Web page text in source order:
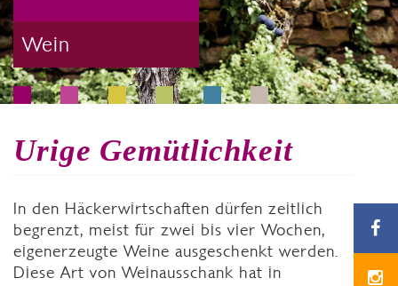
Wein
Urige Gemütlichkeit
In den Häckerwirtschaften dürfen zeitlich
begrenzt, meist für zwei bis vier Wochen,
eigenerzeugte Weine ausgeschenkt werden.
Diese Art von Weinausschank hat in